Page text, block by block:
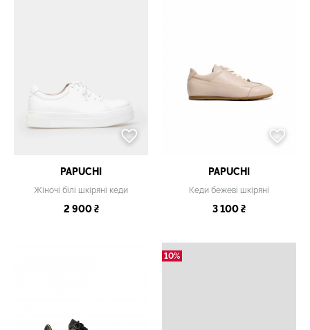
PAPUCHI
Жіночі білі шкіряні кеди
2 900 ₴
PAPUCHI
Кеди бежеві шкіряні
3 100 ₴
10%